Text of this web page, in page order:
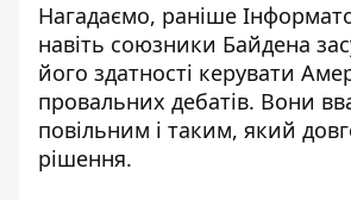
Нагадаємо, раніше
навіть союзники Байдена
його здатності керувати
провальних дебатів. Вони
повільним і таким, який
рішення.